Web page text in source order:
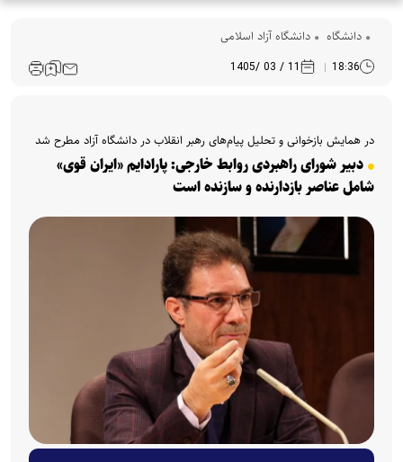
دانشگاه دانشگاه آزاد اسلامی
18:36
11 / 03 /1405
در همایش بازخوانی و تحلیل پیام‌های رهبر انقلاب در دانشگاه آزاد مطرح شد
دبیر شورای راهبردی روابط خارجی: پارادایم «ایران قوی»
شامل عناصر بازدارنده و سازنده است